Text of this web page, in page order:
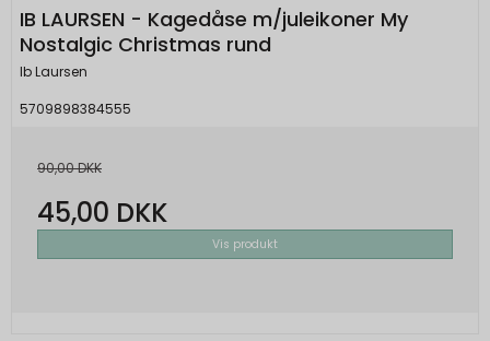
IB LAURSEN - Kagedåse m/juleikoner My
Nostalgic Christmas rund
Ib Laursen
5709898384555
90,00 DKK
45,00 DKK
Vis produkt